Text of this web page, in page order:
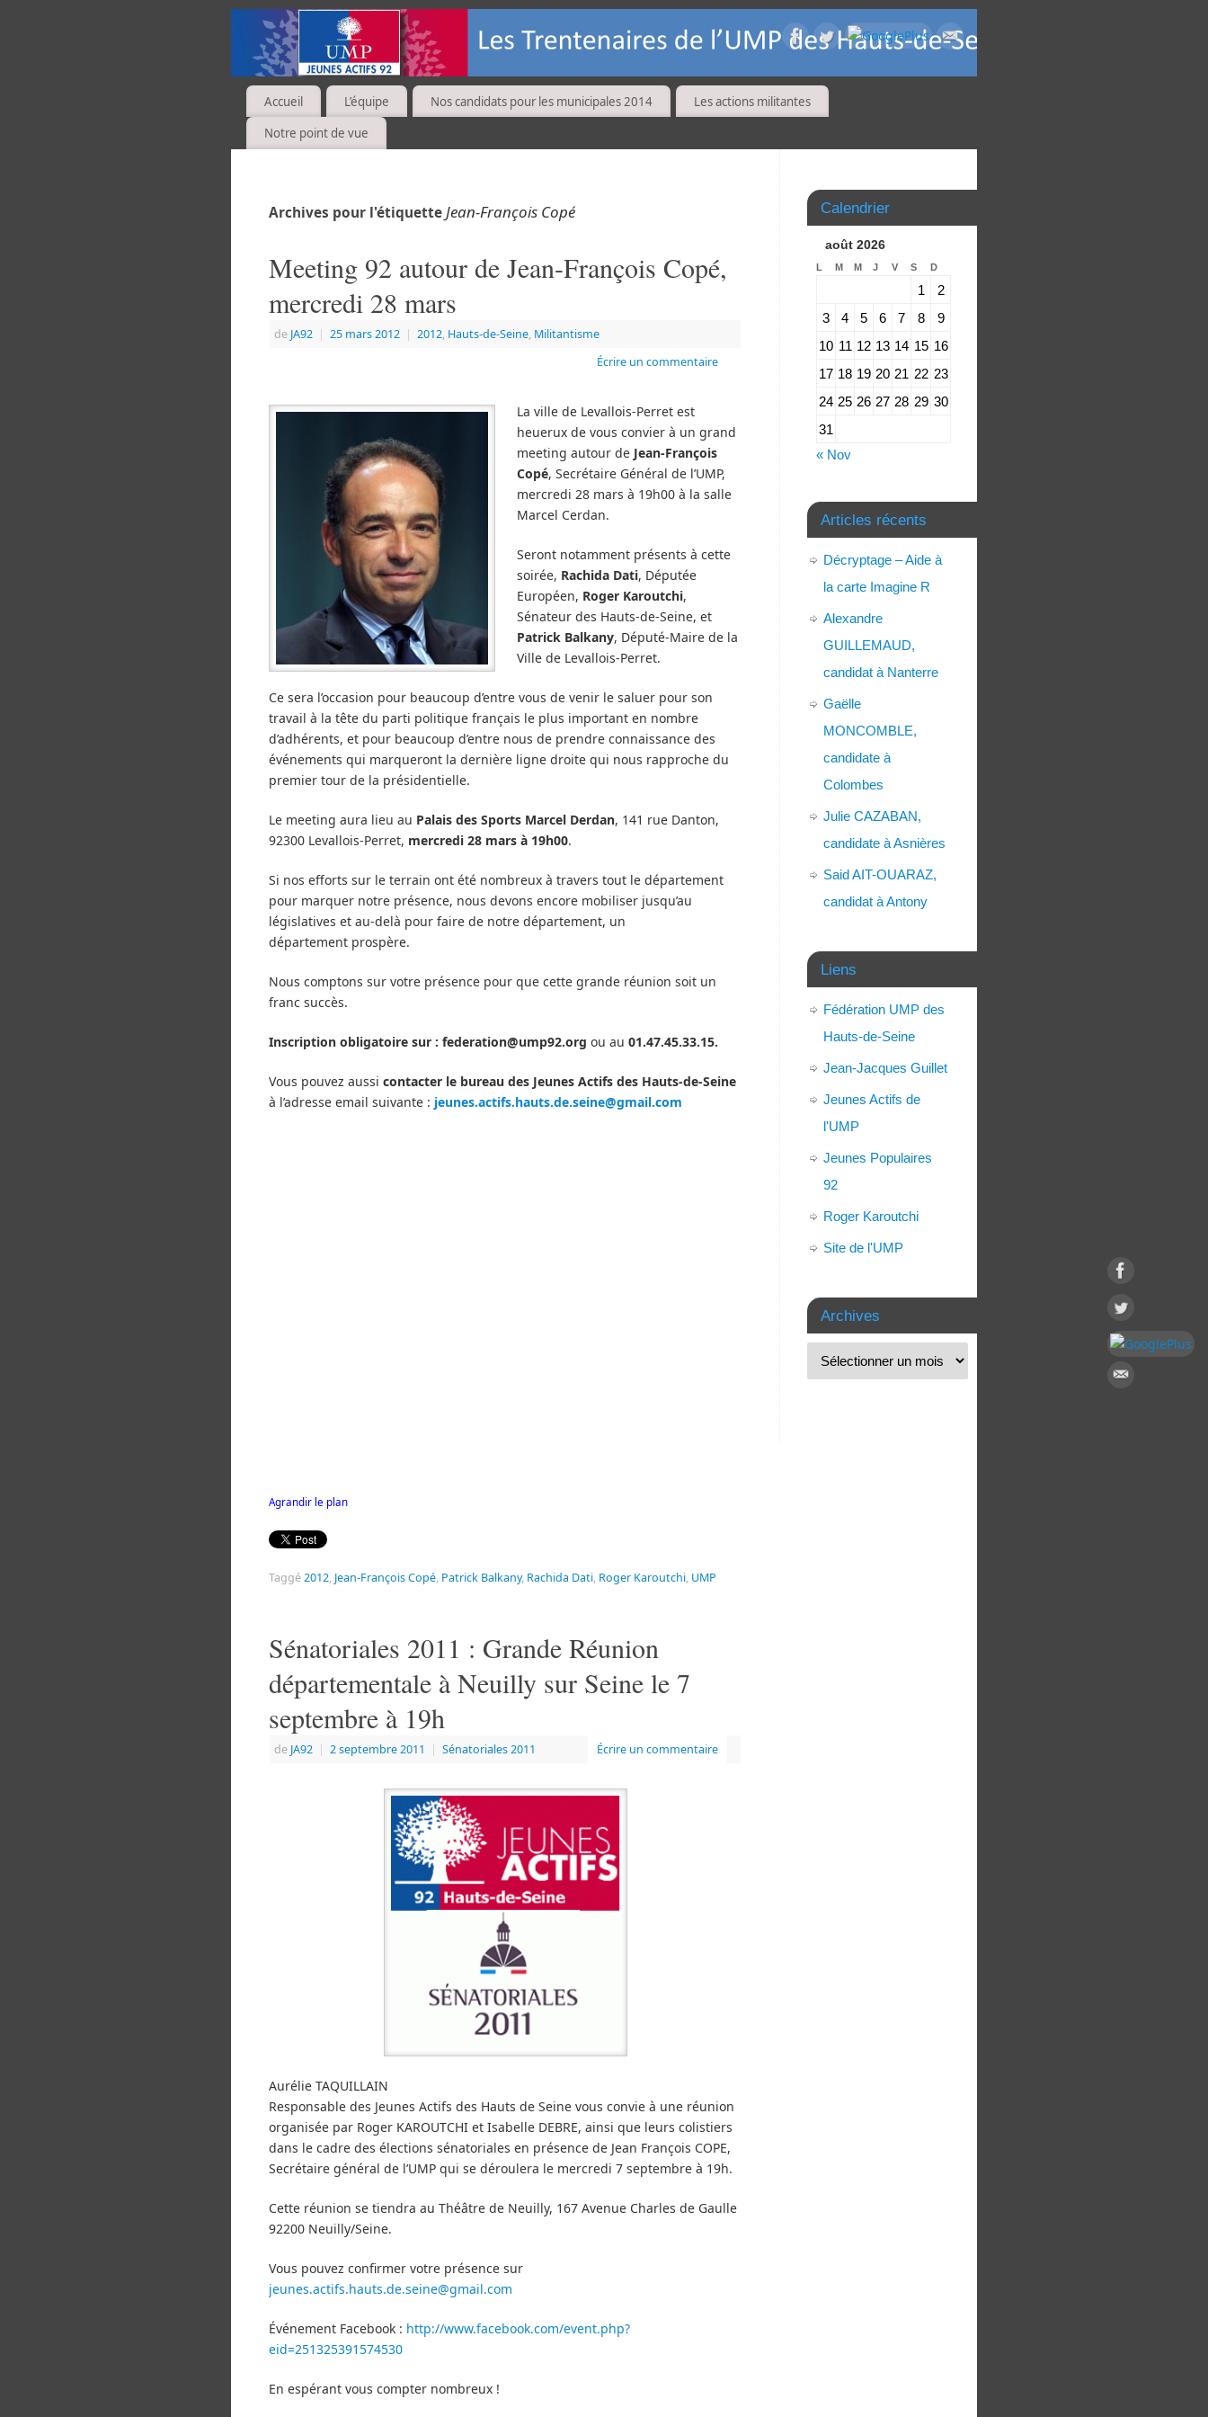
Accueil L’équipe Nos candidats pour les municipales 2014
Les actions militantes
Notre point de vue
Archives pour l'étiquette Jean-François Copé
Meeting 92 autour de Jean-François Copé,
mercredi 28 mars
de JA92 | 25 mars 2012 | 2012, Hauts-de-Seine, Militantisme
Écrire un commentaire
La ville de Levallois-Perret est
heuerux de vous convier à un grand
meeting autour de Jean-François
Copé, Secrétaire Général de l’UMP,
mercredi 28 mars à 19h00 à la salle
Marcel Cerdan.
Seront notamment présents à cette
soirée, Rachida Dati, Députée
Européen, Roger Karoutchi,
Sénateur des Hauts-de-Seine, et
Patrick Balkany, Député-Maire de la
Ville de Levallois-Perret.
Ce sera l’occasion pour beaucoup d’entre vous de venir le saluer pour son
travail à la tête du parti politique français le plus important en nombre
d’adhérents, et pour beaucoup d’entre nous de prendre connaissance des
événements qui marqueront la dernière ligne droite qui nous rapproche du
premier tour de la présidentielle.
Le meeting aura lieu au Palais des Sports Marcel Derdan, 141 rue Danton,
92300 Levallois-Perret, mercredi 28 mars à 19h00.
Si nos efforts sur le terrain ont été nombreux à travers tout le département
pour marquer notre présence, nous devons encore mobiliser jusqu’au
législatives et au-delà pour faire de notre département, un
département prospère.
Nous comptons sur votre présence pour que cette grande réunion soit un
franc succès.
Inscription obligatoire sur : federation@ump92.org ou au 01.47.45.33.15.
Vous pouvez aussi contacter le bureau des Jeunes Actifs des Hauts-de-Seine
à l’adresse email suivante : jeunes.actifs.hauts.de.seine@gmail.com
Agrandir le plan
Taggé2012, Jean-François Copé, Patrick Balkany, Rachida Dati, Roger Karoutchi, UMP
Sénatoriales 2011 : Grande Réunion
départementale à Neuilly sur Seine le 7
septembre à 19h
de JA92 | 2 septembre 2011 | Sénatoriales 2011 Écrire un commentaire
Aurélie TAQUILLAIN
Responsable des Jeunes Actifs des Hauts de Seine vous convie à une réunion
organisée par Roger KAROUTCHI et Isabelle DEBRE, ainsi que leurs colistiers
dans le cadre des élections sénatoriales en présence de Jean François COPE,
Secrétaire général de l’UMP qui se déroulera le mercredi 7 septembre à 19h.
Cette réunion se tiendra au Théâtre de Neuilly, 167 Avenue Charles de Gaulle
92200 Neuilly/Seine.
Vous pouvez confirmer votre présence sur
jeunes.actifs.hauts.de.seine@gmail.com
Événement Facebook : http://www.facebook.com/event.php?
eid=251325391574530
En espérant vous compter nombreux !
Calendrier
août 2026
L M M J V S D
1
2
3
4 5 6 7 8
9
10 11 12 13 14 15 16
17 18 19 20 21 22 23
24 25 26 27 28 29 30
31
« Nov
Articles récents
Décryptage – Aide à
la carte Imagine R
Alexandre
GUILLEMAUD,
candidat à Nanterre
Gaëlle
MONCOMBLE,
candidate à
Colombes
Julie CAZABAN,
candidate à Asnières
Said AIT-OUARAZ,
candidat à Antony
Liens
Fédération UMP des
Hauts-de-Seine
Jean-Jacques Guillet
Jeunes Actifs de
l'UMP
Jeunes Populaires
92
Roger Karoutchi
Site de l'UMP
Archives